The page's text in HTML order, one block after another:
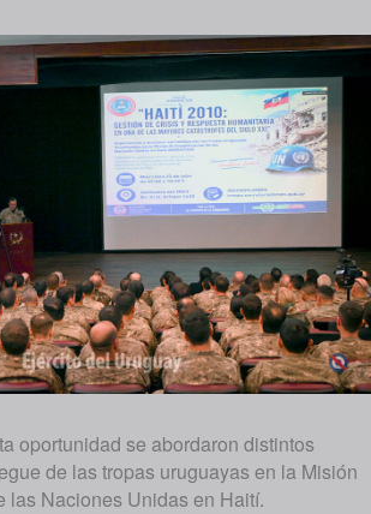
oportunidad se abordaron distintos
de las tropas uruguayas en la Misión
las Naciones Unidas en Haití.